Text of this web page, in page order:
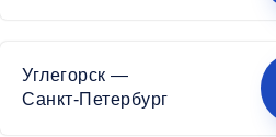
Углегорск —
Санкт-Петербург